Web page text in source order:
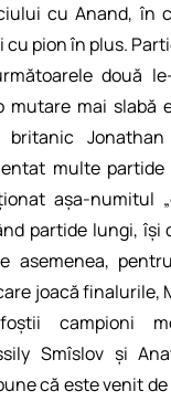
cu Anand, în
pion în plus.
două
mutare mai slabă
britanic
multe
așa-numitul
partide lungi, își
asemenea,
joacă finalurile,
campioni
Smîslov și
că este venit